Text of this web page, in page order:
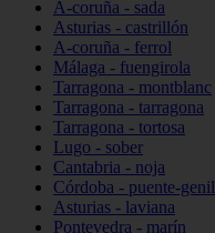
A-coruña - sada
Asturias - castrillón
A-coruña - ferrol
Málaga - fuengirola
Tarragona - montblanc
Tarragona - tarragona
Tarragona - tortosa
Lugo - sober
Cantabria - noja
Córdoba - puente-genil
Asturias - laviana
Pontevedra - marín